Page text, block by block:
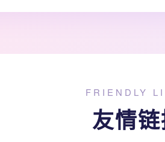
FRIENDLY
友情